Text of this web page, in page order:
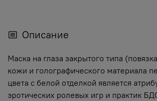
Описание
Маска на глаза закрытого типа
кожи и голографического материала
цвета с белой отделкой является
эротических ролевых игр и практик